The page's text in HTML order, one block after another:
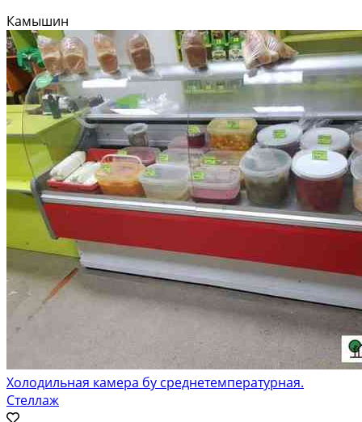
Камышин
Холодильная камера бу среднетемпературная.
Стеллаж